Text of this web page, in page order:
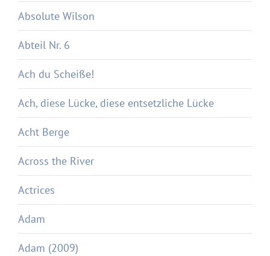
Absolute Wilson
Abteil Nr. 6
Ach du Scheiße!
Ach, diese Lücke, diese entsetzliche Lücke
Acht Berge
Across the River
Actrices
Adam
Adam (2009)